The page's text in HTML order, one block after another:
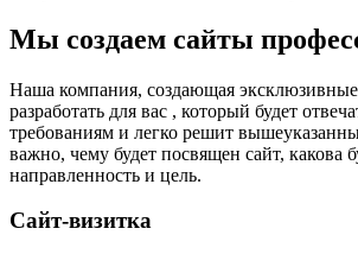
Мы создаем сайты
Наша компания, создающая эксклюзивные
разработать для вас , который будет
требованиям и легко решит
важно, чему будет посвящен сайт, какова
направленность и цель.
Сайт-визитка